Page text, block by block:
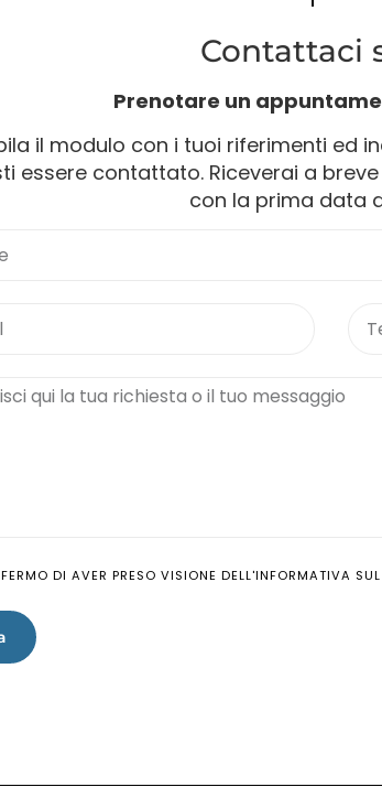
Contattaci
Prenotare un
il modulo con i tuoi riferimenti ed
essere contattato. Riceverai a
con la prima data
DI AVER PRESO VISIONE DELL'INFORMATIVA